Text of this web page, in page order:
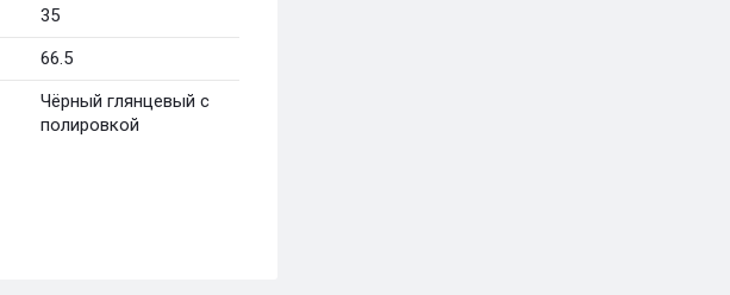
35
66.5
Чёрный глянцевый с
полировкой